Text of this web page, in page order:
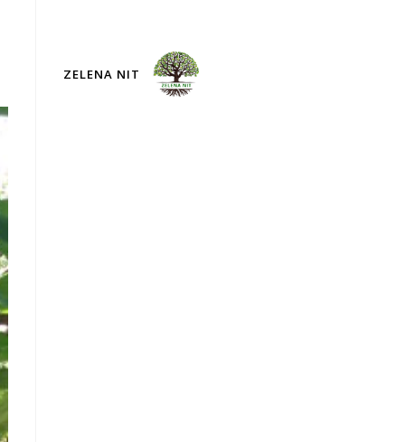
ZELENA NIT